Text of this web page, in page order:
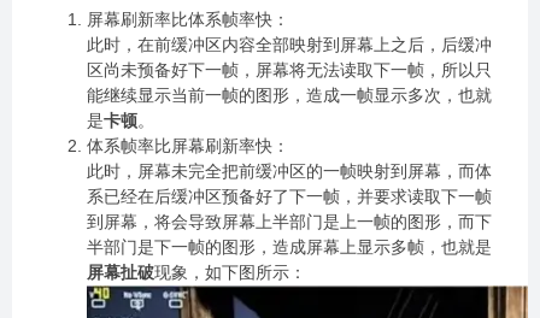
屏幕刷新率比体系帧率快：
此时，在前缓冲区内容全部映射到屏幕上之后，后缓冲
区尚未预备好下一帧，屏幕将无法读取下一帧，所以只
能继续显示当前一帧的图形，造成一帧显示多次，也就
是卡顿。
体系帧率比屏幕刷新率快：
此时，屏幕未完全把前缓冲区的一帧映射到屏幕，而体
系已经在后缓冲区预备好了下一帧，并要求读取下一帧
到屏幕，将会导致屏幕上半部门是上一帧的图形，而下
半部门是下一帧的图形，造成屏幕上显示多帧，也就是
屏幕扯破现象，如下图所示：